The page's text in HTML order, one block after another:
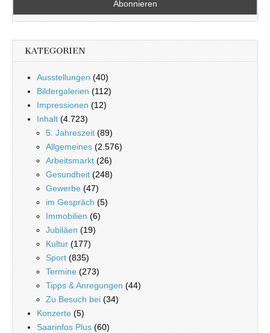
KATEGORIEN
Ausstellungen (40)
Bildergalerien (112)
Impressionen (12)
Inhalt (4.723)
5. Jahreszeit (89)
Allgemeines (2.576)
Arbeitsmarkt (26)
Gesundheit (248)
Gewerbe (47)
im Gespräch (5)
Immobilien (6)
Jubiläen (19)
Kultur (177)
Sport (835)
Termine (273)
Tipps & Anregungen (44)
Zu Besuch bei (34)
Konzerte (5)
Saarinfos Plus (60)